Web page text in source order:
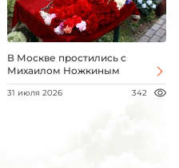
В Москве простились с
Михаилом Ножкиным
31 июля 2026 342